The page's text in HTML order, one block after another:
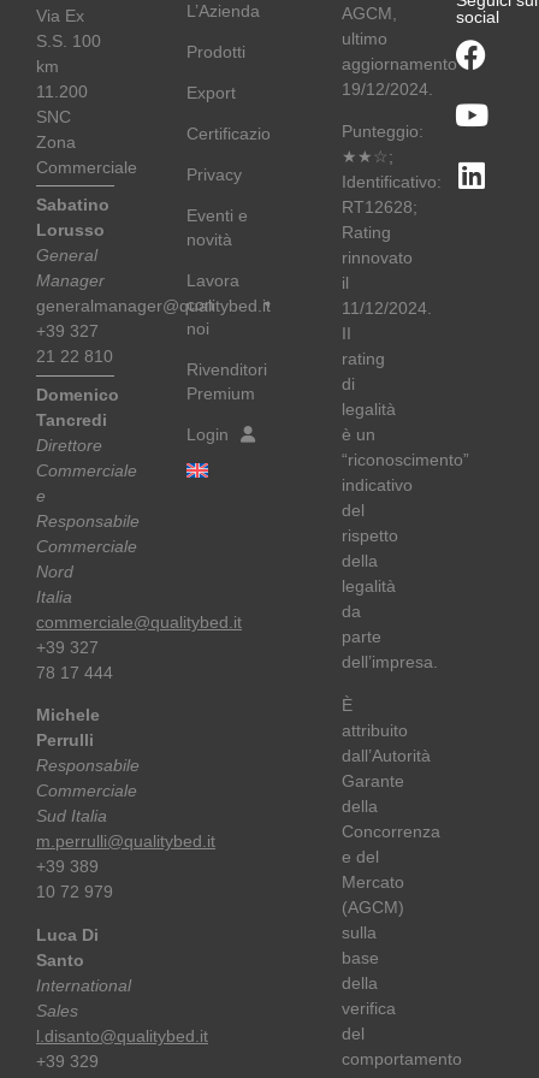
Via Ex
S.S. 100
km
11.200
SNC
Zona
Commerciale
Sabatino
Lorusso
General
Manager
generalmanager@qualitybed.it
+39 327
21 22 810
Domenico
Tancredi
Direttore
Commerciale
e
Responsabile
Commerciale
Nord
Italia
commerciale@qualitybed.it
+39 327
78 17 444
Michele
Perrulli
Responsabile
Commerciale
Sud Italia
m.perrulli@qualitybed.it
+39 389
10 72 979
Luca Di
Santo
International
Sales
l.disanto@qualitybed.it
+39 329
L’Azienda
Prodotti
Export
Certificazioni
Privacy
Eventi e
novità
Lavora
con
noi
Rivenditori
Premium
Login
AGCM,
ultimo
aggiornamento
19/12/2024.
Punteggio:
★★☆;
Identificativo:
RT12628;
Rating
rinnovato
il
11/12/2024.
II
rating
di
legalità
è un
“riconoscimento”
indicativo
del
rispetto
della
legalità
da
parte
dell’impresa.
È
attribuito
dall’Autorità
Garante
della
Concorrenza
e del
Mercato
(AGCM)
sulla
base
della
verifica
del
comportamento
social